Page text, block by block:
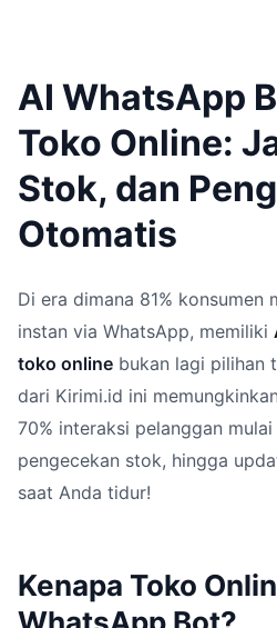
AI WhatsApp
Toko Online:
Stok, dan
Otomatis
Di era dimana 81% konsumen
instan via WhatsApp, memiliki
toko online bukan lagi pilihan
dari Kirimi.id ini
70% interaksi pelanggan
pengecekan stok, hingga
saat Anda tidur!
Kenapa Toko